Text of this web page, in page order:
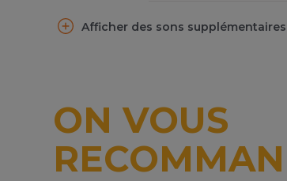
Afficher des sons supplémentaires
ON VOUS